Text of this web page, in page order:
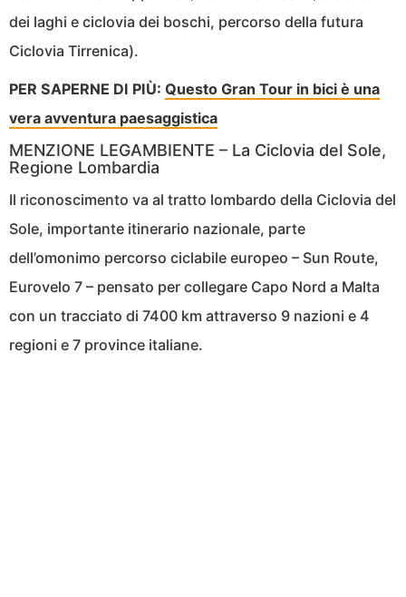
dei laghi e ciclovia dei boschi, percorso della futura
Ciclovia Tirrenica).
PER SAPERNE DI PIÙ: Questo Gran Tour in bici è una
vera avventura paesaggistica
MENZIONE LEGAMBIENTE – La Ciclovia del Sole,
Regione Lombardia
Il riconoscimento va al tratto lombardo della Ciclovia del
Sole, importante itinerario nazionale, parte
dell’omonimo percorso ciclabile europeo – Sun Route,
Eurovelo 7 – pensato per collegare Capo Nord a Malta
con un tracciato di 7400 km attraverso 9 nazioni e 4
regioni e 7 province italiane.